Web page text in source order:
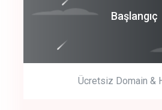
Başlangıç
Ücretsiz Domain &